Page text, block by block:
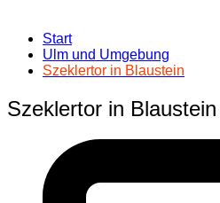
Start
Ulm und Umgebung
Szeklertor in Blaustein
Szeklertor in Blaustein